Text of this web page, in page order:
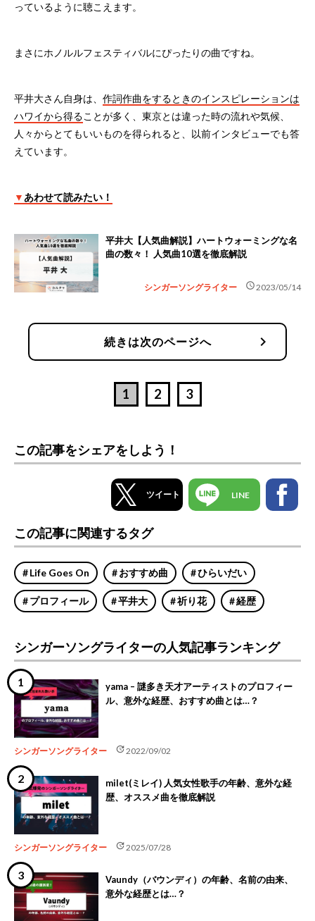
っているように聴こえます。
まさにホノルルフェスティバルにぴったりの曲ですね。
平井大さん自身は、 作詞作曲をするときのインスピレーションは
ハワイから得ることが多く、東京とは違った時の流れや気候、
人々からとてもいいものを得られると、以前インタビューでも答
えています。
▼ あわせて読みたい！
平井大【人気曲解説】ハートウォーミングな名
曲の数々！ 人気曲10選を徹底解説
シンガーソングライター schedule2023/05/14
続きは次のページへ chevron_right
1 2 3
この記事をシェアをしよう！
ツイート LINE
この記事に関連するタグ
Life Goes On おすすめ曲 ひらいだい
プロフィール 平井大 祈り花 経歴
シンガーソングライターの人気記事ランキング
yama – 謎多き天才アーティストのプロフィー
ル、意外な経歴、おすすめ曲とは…？
シンガーソングライター update2022/09/02
milet(ミレイ) 人気女性歌手の年齢、意外な経
歴、オススメ曲を徹底解説
シンガーソングライター update2025/07/28
Vaundy（バウンディ）の年齢、名前の由来、
意外な経歴とは…？